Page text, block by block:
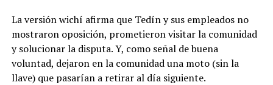
La versión wichí afirma que Tedín y sus empleados no
mostraron oposición, prometieron visitar la comunidad
y solucionar la disputa. Y, como señal de buena
voluntad, dejaron en la comunidad una moto (sin la
llave) que pasarían a retirar al día siguiente.